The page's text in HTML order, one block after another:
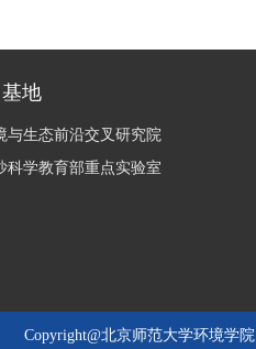
地
与生态前沿交叉研究院
科学教育部重点实验室
Copyright@北京师范大学环境学院